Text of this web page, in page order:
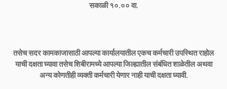
सकाळी १०.०० वा.
तसेच सदर कामकाजासाठी आपल्या कार्यालयातील एकच कर्मचारी उपस्थित राहोल
याची दक्षता घ्यावा तसेच शिबीरामध्ये आपल्या जिल्ह्यातील संबंधित शाळेतील अथवा
अन्य कोणतीही व्यक्ती कर्मचारी येणार नाही याची दक्षता घ्यावी.